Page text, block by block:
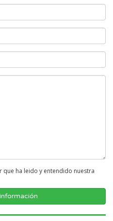
que ha leido y entendido nuestra